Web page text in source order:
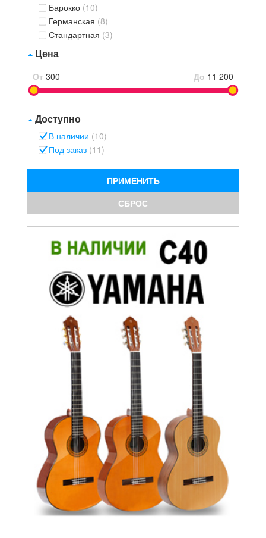
Барокко (10)
Германская (8)
Стандартная (3)
Цена
От 300 До 11 200
Доступно
В наличии (10)
Под заказ (11)
ПРИМЕНИТЬ
СБРОС